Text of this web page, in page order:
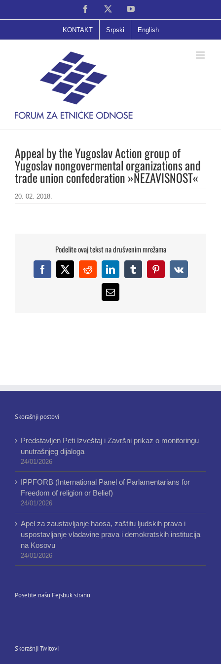
Facebook YouTube
KONTAKT Srpski English
Appeal by the Yugoslav Action group of
Yugoslav nongovermental organizations and
trade union confederation »NEZAVISNOST«
20. 02. 2018.
Podelite ovaj tekst na drušvenim mrežama
Facebook
X RedditLinkedInTumblrPinterest
Vk
Email
Skorašnji postovi
Predstavljen Peti Izveštaj i Završni prikaz o monitoringu
unutrašnjeg dijaloga
24/01/2026
IPPFORB (International Panel of Parlamentarians for
Freedom of religion or Belief)
24/01/2026
Apel za zaustavljanje haosa, zaštitu ljudskih prava i
uspostavljanje vladavine prava i demokratskih institucija
na Kosovu
24/01/2026
Posetite našu Fejsbuk stranu
Skorašnji Twitovi